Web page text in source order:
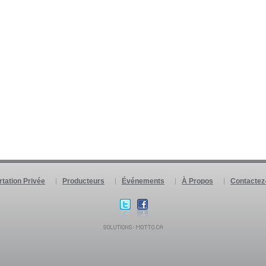
Privée Producteurs Événements À Propos